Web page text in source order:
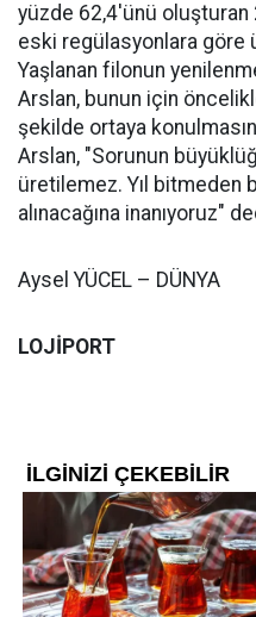
yüzde 62,4'ünü oluşturan
eski regülasyonlara göre
Yaşlanan filonun
Arslan, bunun için
şekilde ortaya
Arslan, "Sorunun
üretilemez. Yıl bitmeden
alınacağına inanıyoruz"
Aysel YÜCEL – DÜNYA
LOJİPORT